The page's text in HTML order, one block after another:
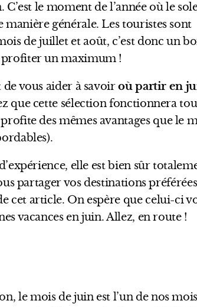
le moment de l’année où le
manière générale. Les touristes sont
de juillet et août, c’est donc un
profiter un maximum !
de vous aider à savoiroù partir en
que cette sélection fonctionnera
des mêmes avantages que le
elle est bien sûr
partager vos destinations préférées
cet article. On espère que celui-ci
vacances en juin. Allez, en route !
le mois de juin est l’un de nos mois